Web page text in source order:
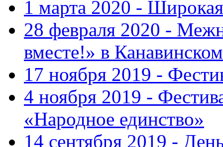
1 марта 2020 -
28 февраля 2020 -
вместе!» в
17 ноября 2019 -
4 ноября 2019 -
«Народное единство»
14 сентября 2019 -